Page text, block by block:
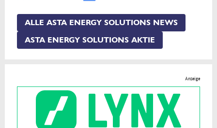
ALLE ASTA ENERGY SOLUTIONS NEWS
ASTA ENERGY SOLUTIONS AKTIE
Anzeige